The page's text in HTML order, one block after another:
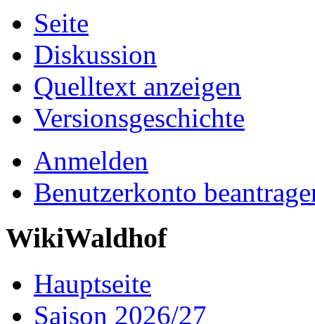
Seite
Diskussion
Quelltext anzeigen
Versionsgeschichte
Anmelden
Benutzerkonto
WikiWaldhof
Hauptseite
Saison 2026/27